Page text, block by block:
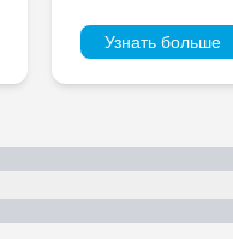
Узнать больше